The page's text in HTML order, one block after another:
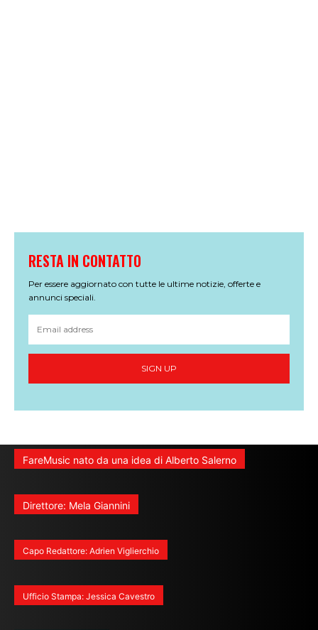
RESTA IN CONTATTO
Per essere aggiornato con tutte le ultime notizie, offerte e
annunci speciali.
SIGN UP
FareMusic nato da una idea di Alberto Salerno
Direttore: Mela Giannini
Capo Redattore: Adrien Viglierchio
Ufficio Stampa: Jessica Cavestro